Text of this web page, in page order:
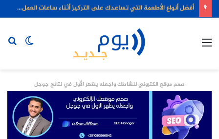
أفضل أنواع الأطعمة التي تساعدك على التركيز أثناء ساعات العمل الطويلة
الوضع
صمم موقع الكتروني لنشاطك واجعله يظهر الأول في نتائج جوجل